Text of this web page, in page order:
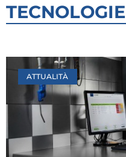
TECNOLOGIE
ATTUALITÀ